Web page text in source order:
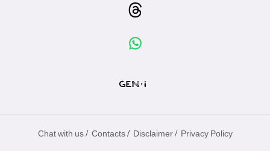
Chat with us / Contacts / Disclaimer / Privacy Policy